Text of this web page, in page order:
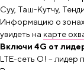
Суу, Таш-Кутчу,
Информацию о
увидеть на карте
Включи 4G от
LTE-сеть О! – лидер